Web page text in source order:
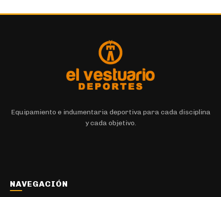
Equipamiento e indumentaria deportiva para cada disciplina
y cada objetivo.
NAVEGACIÓN